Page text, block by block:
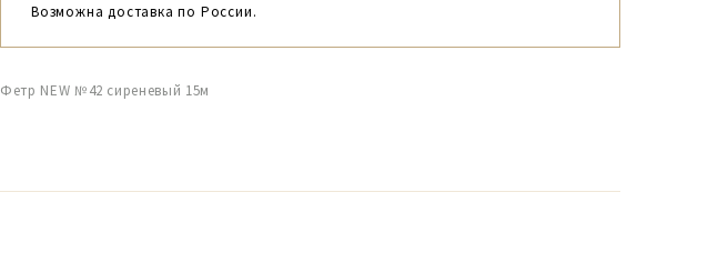
Возможна доставка по России.
Фетр NEW №42 сиреневый 15м